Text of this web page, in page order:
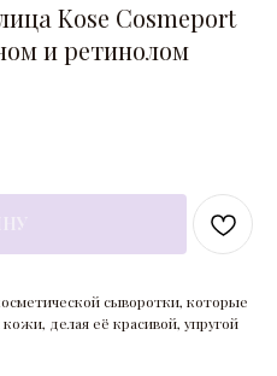
Kose Cosmeport
и ретинолом
сыворотки, которые
делая её красивой, упругой